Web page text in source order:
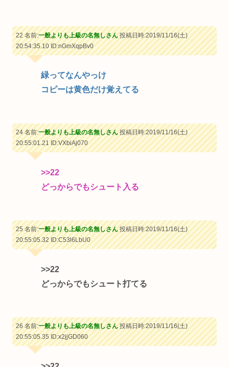
22 名前:一般よりも上級の名無しさん投稿日時:2019/11/16(土)
20:54:35.10ID:nGmXqpBv0
緑ってなんやっけ
コピーは黄色だけ覚えてる
24 名前:一般よりも上級の名無しさん投稿日時:2019/11/16(土)
20:55:01.21ID:VXbiAj070
>>22
どっからでもシュート入る
25 名前:一般よりも上級の名無しさん投稿日時:2019/11/16(土)
20:55:05.32ID:C53l6LbU0
>>22
どっからでもシュート打てる
26 名前:一般よりも上級の名無しさん投稿日時:2019/11/16(土)
20:55:05.35ID:x2jjGD060